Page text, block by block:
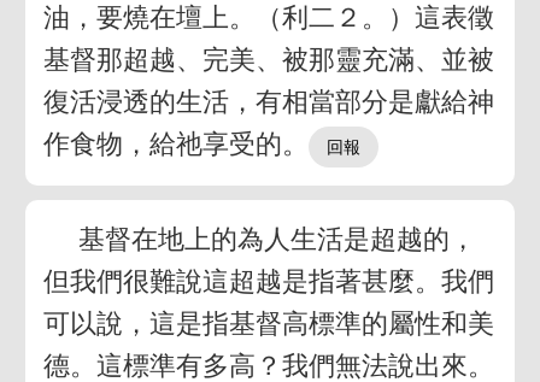
油，要燒在壇上。（利二２。）這表徵
基督那超越、完美、被那靈充滿、並被
復活浸透的生活，有相當部分是獻給神
作食物，給祂享受的。
基督在地上的為人生活是超越的，
但我們很難說這超越是指著甚麼。我們
可以說，這是指基督高標準的屬性和美
德。這標準有多高？我們無法說出來。